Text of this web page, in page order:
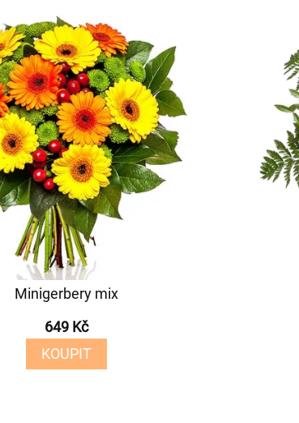
Minigerbery mix
649 Kč
KOUPIT